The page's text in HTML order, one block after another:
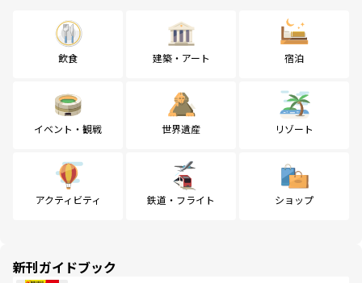
飲食 建築・アート 宿泊
イベント・観戦 世界遺産 リゾート
アクティビティ 鉄道・フライト ショップ
新刊ガイドブック